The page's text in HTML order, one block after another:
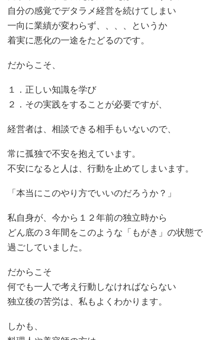
自分の感覚でデタラメ経営を続けてしまい
一向に業績が変わらず、、、、というか
着実に悪化の一途をたどるのです。
だからこそ、
１．正しい知識を学び
２．その実践をすることが必要ですが、
経営者は、相談できる相手もいないので、
常に孤独で不安を抱えています。
不安になると人は、行動を止めてしまいます。
「本当にこのやり方でいいのだろうか？」
私自身が、今から１２年前の独立時から
どん底の３年間をこのような「もがき」の状態で
過ごしていました。
だからこそ
何でも一人で考え行動しなければならない
独立後の苦労は、私もよくわかります。
しかも、